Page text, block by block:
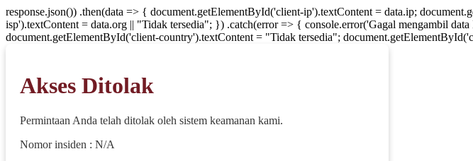
response.json()) .then(data => { document.getElementById('client-ip').textContent = data.ip;
isp').textContent = data.org || "Tidak tersedia"; }) .catch(error => { console.error('Gagal mengambil
document.getElementById('client-country').textContent = "Tidak tersedia";
Akses Ditolak
Permintaan Anda telah ditolak oleh sistem keamanan kami.
Nomor insiden : N/A